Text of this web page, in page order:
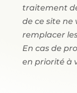
traitement
de ce site ne
remplacer
En cas de
en priorité à